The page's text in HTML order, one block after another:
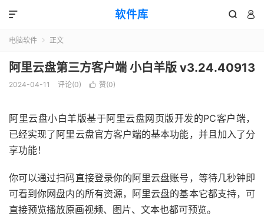
软件库  

电脑软件  正文
阿里云盘第三方客户端 小白羊版 v3.24.40913
2024-04-11 评论(0)  赞(0)
阿里云盘小白羊版基于阿里云盘网页版开发的PC客户端，
已经实现了阿里云盘官方客户端的基本功能，并且加入了分
享功能！
你可以通过扫码直接登录你的阿里云盘账号，等待几秒钟即
可看到你网盘内的所有资源，阿里云盘的基本它都支持，可
直接预览播放原画视频、图片、文本也都可预览。